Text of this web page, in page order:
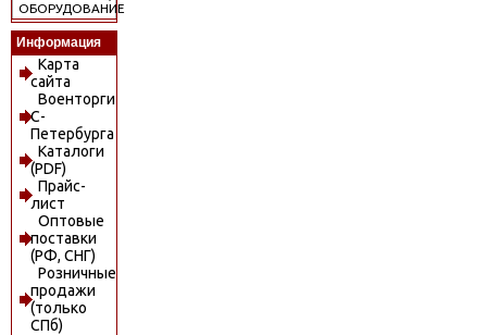
ОБОРУДОВАНИЕ
Информация
Карта
сайта
Военторги
С-
Петербурга
Каталоги
(PDF)
Прайс-
лист
Оптовые
поставки
(РФ, СНГ)
Розничные
продажи
(только
СПб)